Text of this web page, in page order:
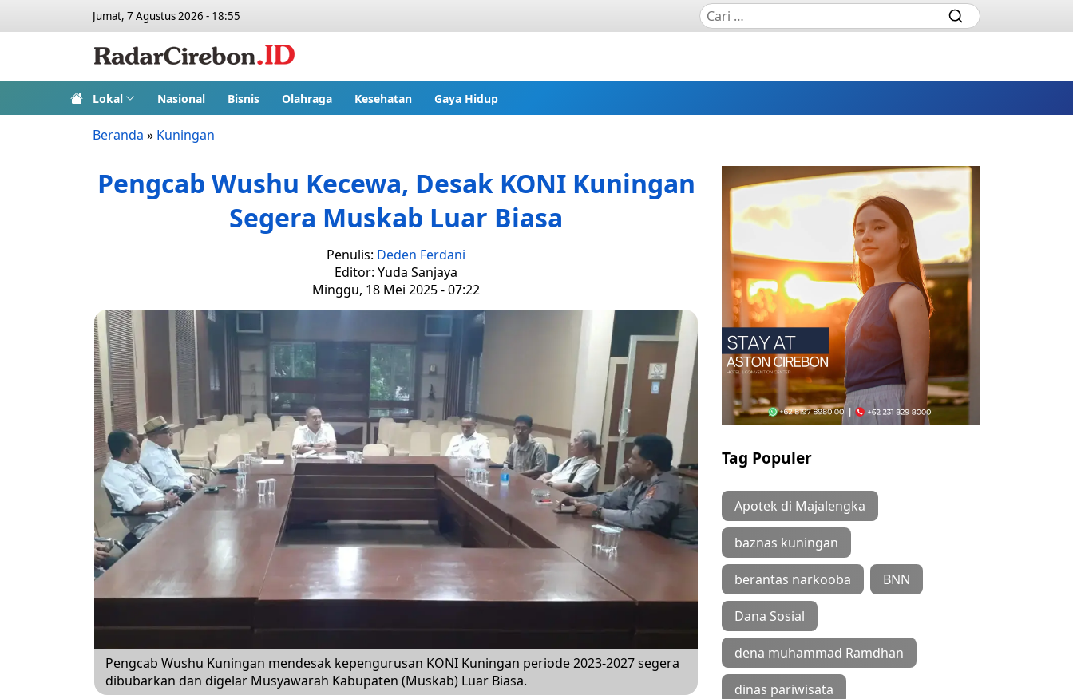
Jumat, 7 Agustus 2026 - 18:55
Lokal Nasional Bisnis Olahraga Kesehatan Gaya Hidup
Beranda » Kuningan
Pengcab Wushu Kecewa, Desak KONI Kuningan
Segera Muskab Luar Biasa
Penulis: Deden Ferdani
Editor: Yuda Sanjaya
Minggu, 18 Mei 2025 - 07:22
Pengcab Wushu Kuningan mendesak kepengurusan KONI Kuningan periode 2023-2027 segera
dibubarkan dan digelar Musyawarah Kabupaten (Muskab) Luar Biasa.
Tag Populer
Apotek di Majalengka
baznas kuningan
berantas narkooba BNN
Dana Sosial
dena muhammad Ramdhan
dinas pariwisata